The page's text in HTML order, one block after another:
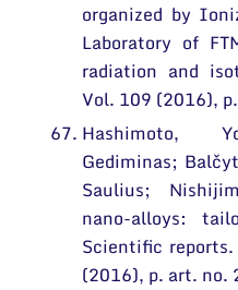
organized by
Laboratory of
radiation and
Vol. 109 (2016),
Hashimoto,
Gediminas;
Saulius;
nano-alloys:
Scientific
(2016), p. art. no.